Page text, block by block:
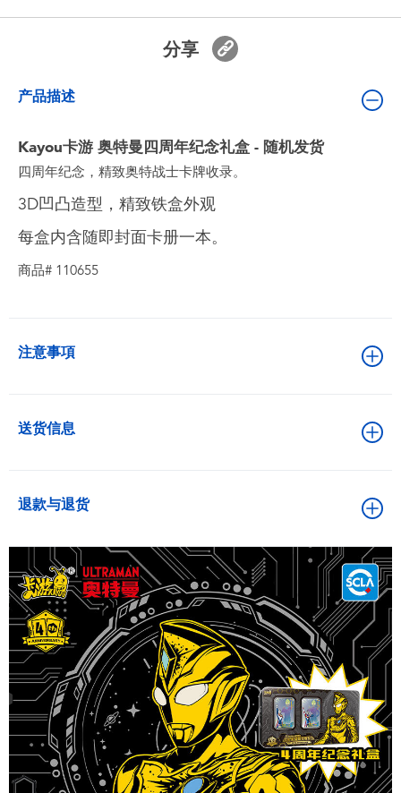
玩具促销
玩具清货
分享
产品描述
Kayou卡游 奥特曼四周年纪念礼盒 - 随机发货
四周年纪念，精致奥特战士卡牌收录。
3D凹凸造型，精致铁盒外观
每盒内含随即封面卡册一本。
商品# 110655
注意事項
送货信息
退款与退货